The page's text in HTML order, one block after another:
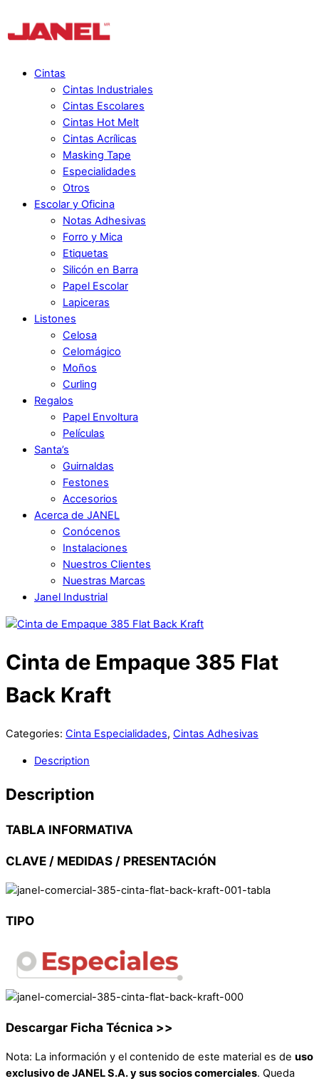
Cintas
Cintas Industriales
Cintas Escolares
Cintas Hot Melt
Cintas Acrílicas
Masking Tape
Especialidades
Otros
Escolar y Oficina
Notas Adhesivas
Forro y Mica
Etiquetas
Silicón en Barra
Papel Escolar
Lapiceras
Listones
Celosa
Celomágico
Moños
Curling
Regalos
Papel Envoltura
Películas
Santa’s
Guirnaldas
Festones
Accesorios
Acerca de JANEL
Conócenos
Instalaciones
Nuestros Clientes
Nuestras Marcas
Janel Industrial
Close
Cinta de Empaque 385 Flat
Back Kraft
Categories: Cinta Especialidades, Cintas Adhesivas
Description
Description
TABLA INFORMATIVA
CLAVE / MEDIDAS / PRESENTACIÓN
TIPO
Descargar Ficha Técnica >>
Nota: La información y el contenido de este material es de uso
exclusivo de JANEL S.A. y sus socios comerciales. Queda